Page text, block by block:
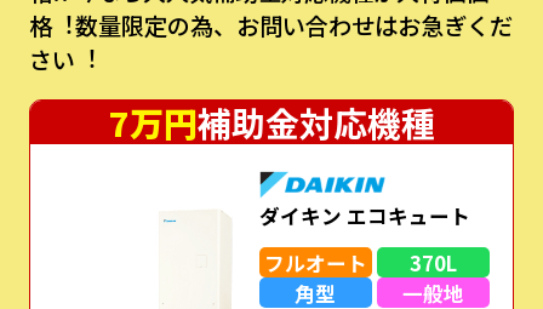
格︕数量限定の為、お問い合わせはお急ぎくだ
さい︕
7万円補助金対応機種
ダイキン エコキュート
フルオート
370L
角型
一般地